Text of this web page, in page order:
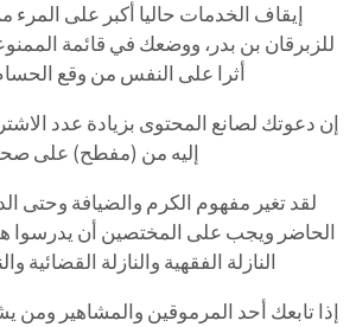
إيقاف الخدمات حاليا أكبر على المرء
للزبرقان بن بدر، ووضعك في قائمة
أثرا على النفس من وقع
إن دعوتك لصانع المحتوى بزيادة عدد
إليه من (مفطح) على
لقد تغير مفهوم الكرم والضيافة وحتى
الحاضر ويجب على المختصين أن يدرسوا
النازلة الفقهية والنازلة القضائية
إذا تابعك أحد المرموقين والمشاهير ومن